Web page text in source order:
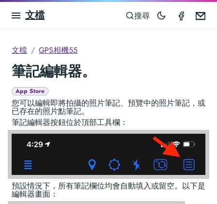
文檔 搜尋 GPS
文檔 GPS相機55
筆記編輯器。
App Store
您可以編輯即將拍攝的照片筆記、預覽中的照片筆記，或
已存在的照片點筆記。
筆記編輯器按鈕位於頂部工具欄：
預設情況下，所有筆記欄位均會自動填入或留空。以下是
編輯器畫面：